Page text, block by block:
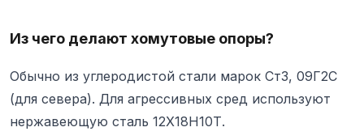
Из чего делают хомутовые опоры?
Обычно из углеродистой стали марок Ст3, 09Г2С
(для севера). Для агрессивных сред используют
нержавеющую сталь 12Х18Н10Т.